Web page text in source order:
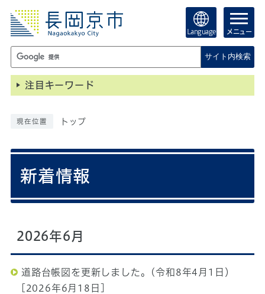
Language メニュー
サイト内検索
注目キーワード
現在位置 トップ
新着情報
2026年6月
道路台帳図を更新しました。(令和8年4月1日）
[2026年6月18日]